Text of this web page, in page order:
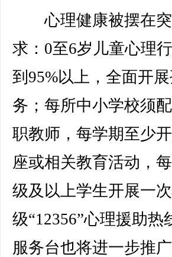
心理健康被摆在突
求：0至6岁儿童心理
到95%以上，全面开
务；每所中小学校须
职教师，每学期至少
座或相关教育活动，
级及以上学生开展一
级“12356”心理援助热
服务台也将进一步推广